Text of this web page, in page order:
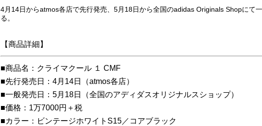
4月14日からatmos各店で先行発売、5月18日から全国のadidas Originals Shopにて
る。
【商品詳細】
■商品名：クライマクール １ CMF
■先行発売日：4月14日（atmos各店）
■一般発売日：5月18日（全国のアディダスオリジナルスショップ）
■価格：1万7000円＋税
■カラー：ビンテージホワイトS15／コアブラック